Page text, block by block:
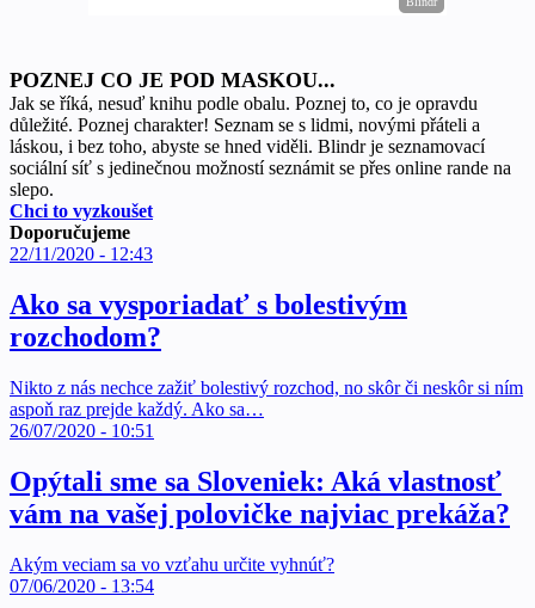
POZNEJ CO JE POD MASKOU...
Jak se říká, nesuď knihu podle obalu. Poznej to, co je opravdu
důležité. Poznej charakter! Seznam se s lidmi, novými přáteli a
láskou, i bez toho, abyste se hned viděli. Blindr je seznamovací
sociální síť s jedinečnou možností seznámit se přes online rande na
slepo.
Chci to vyzkoušet
Doporučujeme
22/11/2020 - 12:43
Ako sa vysporiadať s bolestivým
rozchodom?
Nikto z nás nechce zažiť bolestivý rozchod, no skôr či neskôr si ním
aspoň raz prejde každý. Ako sa…
26/07/2020 - 10:51
Opýtali sme sa Sloveniek: Aká vlastnosť
vám na vašej polovičke najviac prekáža?
Akým veciam sa vo vzťahu určite vyhnúť?
07/06/2020 - 13:54